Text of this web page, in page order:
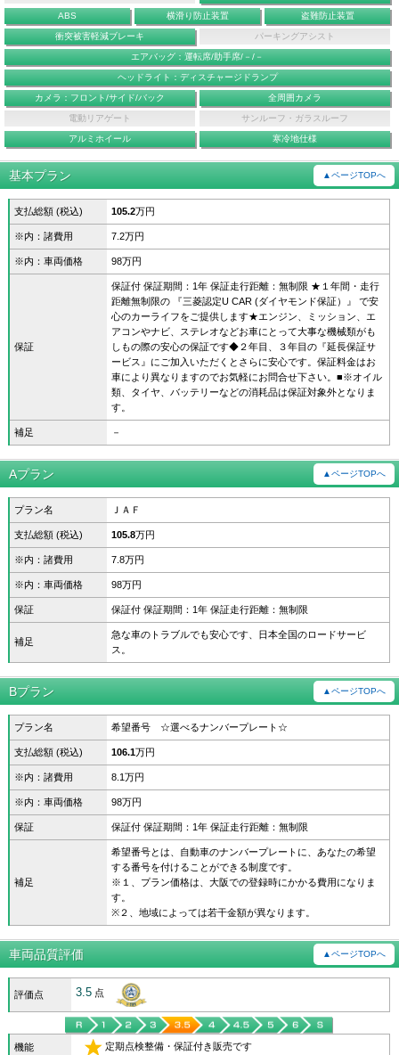
ABS 横滑り防止装置 盗難防止装置
衝突被害軽減ブレーキ パーキングアシスト
エアバッグ：運転席/助手席/－/－
ヘッドライト：ディスチャージドランプ
カメラ：フロント/サイド/バック 全周囲カメラ
電動リアゲート サンルーフ・ガラスルーフ
アルミホイール 寒冷地仕様
基本プラン ▲ページTOPへ
支払総額 (税込) 105.2万円
※内：諸費用 7.2万円
※内：車両価格 98万円
保証
保証付 保証期間：1年 保証走行距離：無制限 ★１年間・走行
距離無制限の 『三菱認定U CAR (ダイヤモンド保証）』 で安
心のカーライフをご提供します★エンジン、ミッション、エ
アコンやナビ、ステレオなどお車にとって大事な機械類がも
しもの際の安心の保証です◆２年目、３年目の『延長保証サ
ービス』にご加入いただくとさらに安心です。保証料金はお
車により異なりますのでお気軽にお問合せ下さい。■※オイル
類、タイヤ、バッテリーなどの消耗品は保証対象外となりま
す。
補足 －
Aプラン ▲ページTOPへ
プラン名 ＪＡＦ
支払総額 (税込) 105.8万円
※内：諸費用 7.8万円
※内：車両価格 98万円
保証 保証付 保証期間：1年 保証走行距離：無制限
補足
急な車のトラブルでも安心です、日本全国のロードサービ
ス。
Bプラン ▲ページTOPへ
プラン名 希望番号 ☆選べるナンバープレート☆
支払総額 (税込) 106.1万円
※内：諸費用 8.1万円
※内：車両価格 98万円
保証 保証付 保証期間：1年 保証走行距離：無制限
補足
希望番号とは、自動車のナンバープレートに、あなたの希望
する番号を付けることができる制度です。
※１、プラン価格は、大阪での登録時にかかる費用になりま
す。
※２、地域によっては若干金額が異なります。
車両品質評価 ▲ページTOPへ
評価点 3.5 点
機能 定期点検整備・保証付き販売です